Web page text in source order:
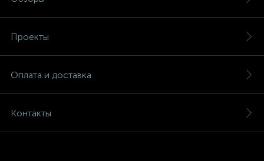
Проекты
Оплата и доставка
Контакты